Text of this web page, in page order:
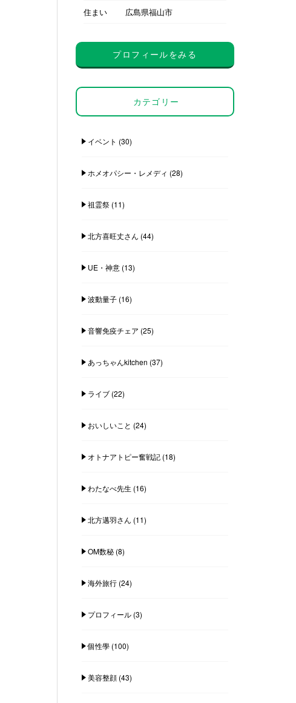
住まい
広島県福山市
プロフィールをみる
カテゴリー
イベント (30)
ホメオパシー・レメディ (28)
祖霊祭(11)
北方喜旺丈さん (44)
UE・神意(13)
波動量子(16)
音響免疫チェア (25)
あっちゃんkitchen (37)
ライブ(22)
おいしいこと (24)
オトナアトピー奮戦記(18)
わたなべ先生 (16)
北方邁羽さん (11)
OM数秘(8)
海外旅行(24)
プロフィール(3)
個性學(100)
美容整顔(43)